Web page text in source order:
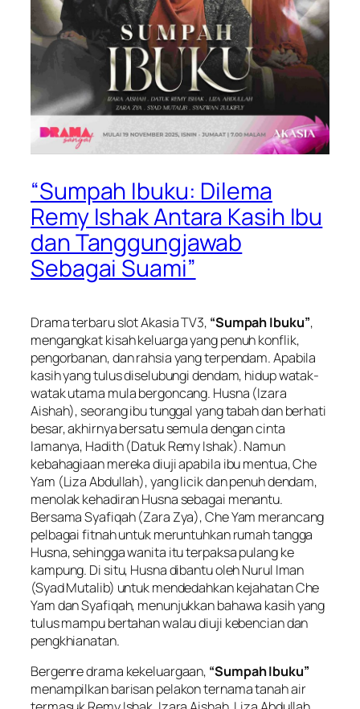
“Sumpah Ibuku: Dilema
Remy Ishak Antara Kasih Ibu
dan Tanggungjawab
Sebagai Suami”
Drama terbaru slot Akasia TV3, “Sumpah Ibuku”,
mengangkat kisah keluarga yang penuh konflik,
pengorbanan, dan rahsia yang terpendam. Apabila
kasih yang tulus diselubungi dendam, hidup watak-
watak utama mula bergoncang. Husna (Izara
Aishah), seorang ibu tunggal yang tabah dan berhati
besar, akhirnya bersatu semula dengan cinta
lamanya, Hadith (Datuk Remy Ishak). Namun
kebahagiaan mereka diuji apabila ibu mentua, Che
Yam (Liza Abdullah), yang licik dan penuh dendam,
menolak kehadiran Husna sebagai menantu.
Bersama Syafiqah (Zara Zya), Che Yam merancang
pelbagai fitnah untuk meruntuhkan rumah tangga
Husna, sehingga wanita itu terpaksa pulang ke
kampung. Di situ, Husna dibantu oleh Nurul Iman
(Syad Mutalib) untuk mendedahkan kejahatan Che
Yam dan Syafiqah, menunjukkan bahawa kasih yang
tulus mampu bertahan walau diuji kebencian dan
pengkhianatan.
Bergenre drama kekeluargaan, “Sumpah Ibuku”
menampilkan barisan pelakon ternama tanah air